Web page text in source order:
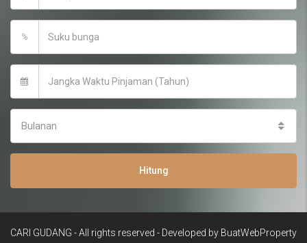
%
Bulanan
Hitung
CARI GUDANG - All rights reserved - Developed by BuatWebProperty